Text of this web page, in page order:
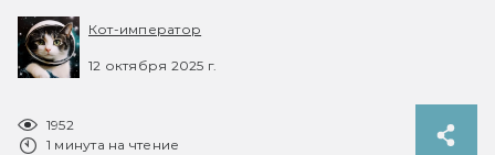
Кот-император
12 октября 2025 г.
1952
1 минута на чтение